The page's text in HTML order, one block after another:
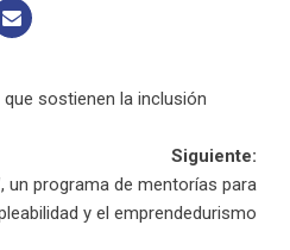
sostienen la inclusión
Siguiente:
un programa de mentorías para
y el emprendedurismo